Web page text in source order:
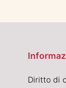
Diritto di